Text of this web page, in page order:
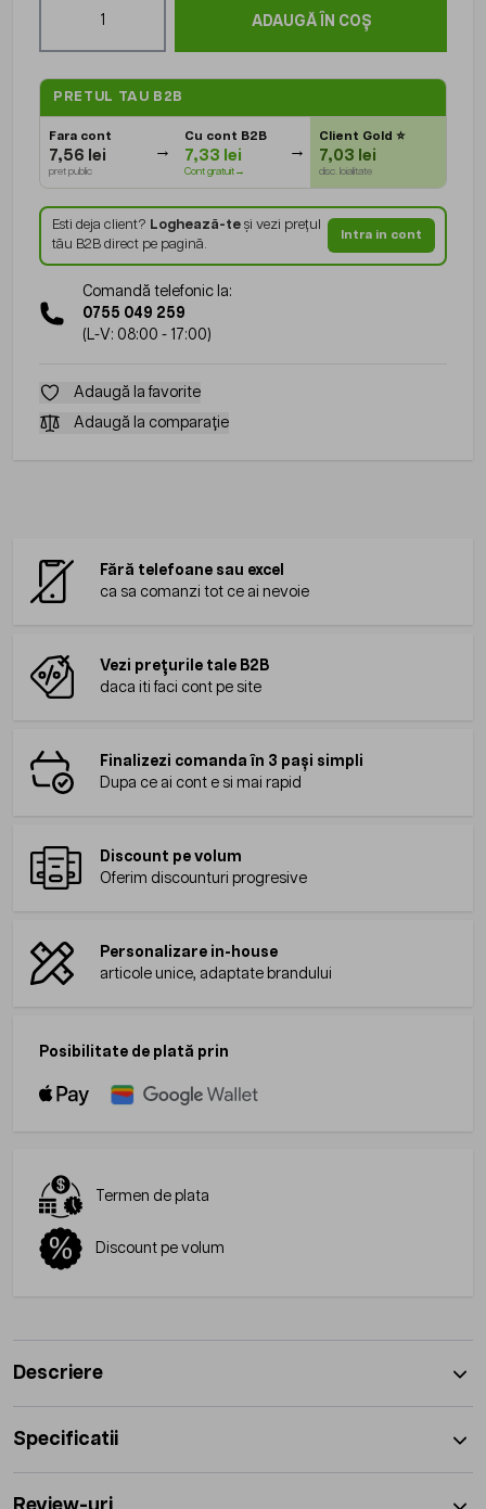
ADAUGĂ ÎN COȘ
PRETUL TAU B2B
Fara cont
7,56 lei
pret public
Cu cont B2B
7,33 lei
Cont gratuit→
Client Gold⭐
7,03 lei
disc. loialitate
Esti deja client? Loghează-teși vezi prețul
tău B2B direct pe pagină.
Intra in cont
Comandă telefonic la:
0755 049 259
(L-V: 08:00 - 17:00)
Adaugă la favorite
Adaugă la comparație
Fără telefoane sau excel
ca sa comanzi tot ce ai nevoie
Vezi prețurile tale B2B
daca iti faci cont pe site
Finalizezi comanda în 3 pași simpli
Dupa ce ai cont e si mai rapid
Discount pe volum
Oferim discounturi progresive
Personalizare in-house
articole unice, adaptate brandului
Posibilitate de plată prin
Termen de plata
Discount pe volum
Descriere
Specificatii